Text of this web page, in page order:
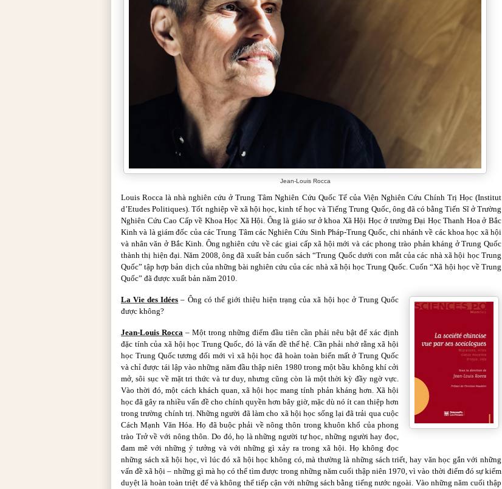
Jean-Louis Rocca
Louis Rocca là nhà nghiên cứu ở Trung Tâm Nghiên Cứu Quốc Tế của Viện Nghiên Cứu Chính Trị Học (Institut
d’Etudes Politiques). Tốt nghiệp về xã hội học, kinh tế học và Tiếng Trung Quốc, ông đã có bằng Tiến Sĩ ở Trường
Nghiên Cứu Cao Cấp về Khoa Học Xã Hội. Ông là giáo sư ở khoa Xã Hội Học ở trường Đại Học Thanh Hoa ở Bắc
Kinh và là giám đốc của các Trung Tâm các Nghiên Cứu Sinh Pháp-Trung Quốc, chi nhánh về các khoa học xã hội
và nhân văn ở Bắc Kinh. Ông nghiên cứu về các giai cấp xã hội mới và các phong trào phản kháng ở Trung Quốc
thành thị hiện đại. Năm 2008, ông đã xuất bản cuốn sách “Trung Quốc dưới con mắt của các nhà xã hội học Trung
Quốc” tập hợp bản dịch của những bài nghiên cứu của các nhà xã hội học Trung Quốc. Cuốn “Xã hội học về Trung
Quốc” đã được xuất bản năm 2010.
La Vie des Idées – Ông có thể giới thiệu hiện trạng của xã hội học ở Trung Quốc
được không?
Jean-Louis Rocca – Một trong những điểm đầu tiên cần phải nêu bật để xác định
đặc tính của xã hội học Trung Quốc, đó là vấn đề thế hệ. Cần phải nhớ rằng xã hội
học Trung Quốc tương đối mới vì xã hội học đã hoàn toàn biến mất ở Trung Quốc
và chỉ được tái lập vào những năm đầu thập niên 1980 trong một bầu không khí cởi
mở, sôi sục về mặt tri thức và tư duy, nhưng cũng còn là một thời kỳ đầy ngờ vực.
Vào thời đó, một cách khách quan, xã hội học mang tính phản kháng hơn. Xã hội
học đã gây ra nhiều vấn đề cho chính quyền hơn bây giờ, mặc dù nó ít can thiệp hơn
trong trường chính trị. Những người đã làm cho xã hội học sống lại đã trải qua cuộc
Cách Mạnh Văn Hóa. Họ đã buộc phải về nông thôn trong khuôn khổ của phong
trào Trở về với nông thôn. Do đó, họ là những người tự học, những người hay đọc,
đam mê với những ý tưởng và với những gì xảy ra trong xã hội. Họ không đọc
những sách xã hội học, vì lúc đó xã hội học không có, mà thường là những sách triết, hay văn học gắn với những
vấn đề xã hội – những gì mà họ có thể tìm được trong những năm cuối thập niên 1970, vì vào thời điểm đó sự kiểm
duyệt là hoàn toàn triệt để và không thể tiếp cận với những sách bằng tiếng nước ngoài. Vào những năm cuối thập